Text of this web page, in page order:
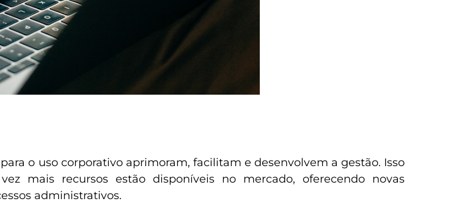
o uso corporativo aprimoram, facilitam e desenvolvem a gestão. Isso
mais recursos estão disponíveis no mercado, oferecendo novas
administrativos.